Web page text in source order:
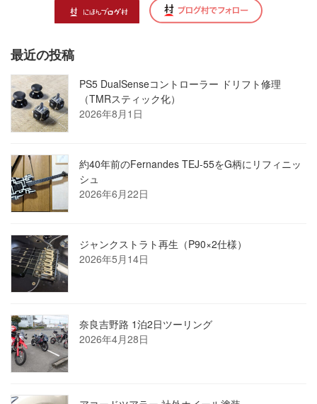
最近の投稿
PS5 DualSenseコントローラー ドリフト修理
（TMRスティック化）
2026年8月1日
約40年前のFernandes TEJ-55をG柄にリフィニッ
シュ
2026年6月22日
ジャンクストラト再生（P90×2仕様）
2026年5月14日
奈良吉野路 1泊2日ツーリング
2026年4月28日